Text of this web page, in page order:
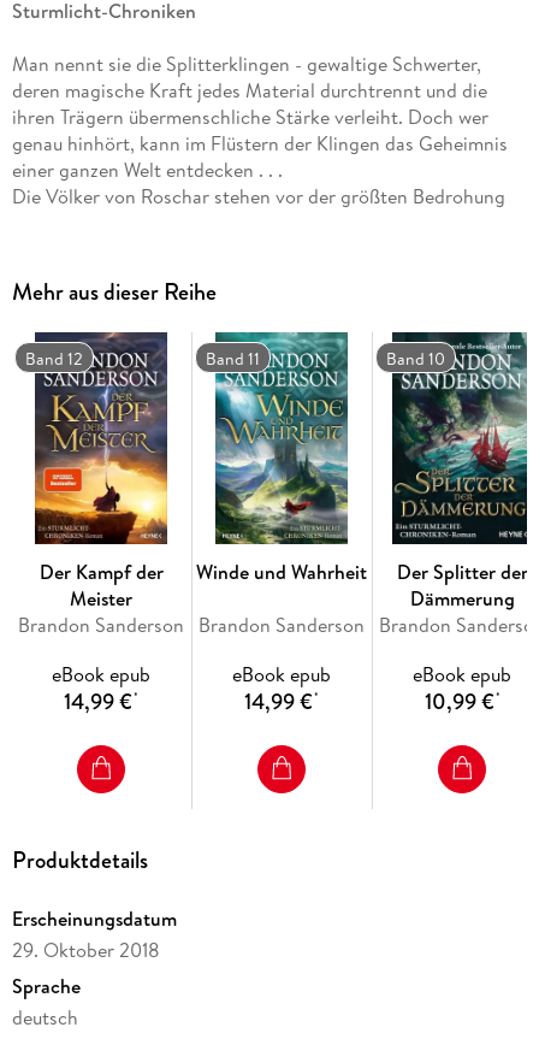
Sturmlicht-Chroniken
Man nennt sie die Splitterklingen - gewaltige Schwerter,
deren magische Kraft jedes Material durchtrennt und die
ihren Trägern übermenschliche Stärke verleiht. Doch wer
genau hinhört, kann im Flüstern der Klingen das Geheimnis
einer ganzen Welt entdecken . . .
Die Völker von Roschar stehen vor der größten Bedrohung
Sturm durch die Parschendi, eines der Völker, das bislang von
allen anderen unterdrückt und versklavt wurde. Nun sind sie
erwacht und trachten danach, ihre Ketten abzuwerfen. Sie
sammeln sich bereits zu einer großen Streitmacht, um im
Gefolge des Sturms ganz Roschar mit Krieg zu überziehen
und Rache für ihr jahrtausendelanges Leid zu suchen. Einzig
Kaladin, der Sturmgesegnete, und seine Getreuen können
sich den Bringern der Leere entgegenstellen. Mit ihren
neuentdeckten Kräften haben sie die sagenumwobenen
Ritterorden neu gegründet, und neue Hoffnung keimt in den
Herzen der Menschen auf. Doch je mehr Kaladin über die
Parschendi erfährt, umso größer sind seine Zweifel. Welches
Volk kann von sich behaupten, der wahren Gerechtigkeit zu
Roschar zu überschatten droht?
Mehr aus dieser Reihe
Band 12
Der Kampf der
Meister
Brandon Sanderson
eBook epub
14,99 €*
Band 11
Winde und Wahrheit
Brandon Sanderson
eBook epub
14,99 €*
Band 10
Der Splitter der
Dämmerung
Brandon
eBook epub
10,99 €*
Produktdetails
Erscheinungsdatum
29. Oktober 2018
Sprache
deutsch